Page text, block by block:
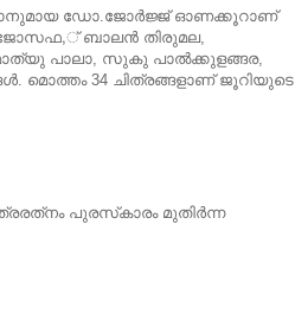
ഡോ.ജോര്‍ജ്ജ് ഓണക്കൂറാണ്
ജോസഫ,് ബാലന്‍ തിരുമല,
പാലാ, സുകു പാല്‍ക്കുളങ്ങര,
മൊത്തം 34 ചിത്രങ്ങളാണ് ജൂറിയുടെ
പുരസ്‌കാരം മുതിര്‍ന്ന